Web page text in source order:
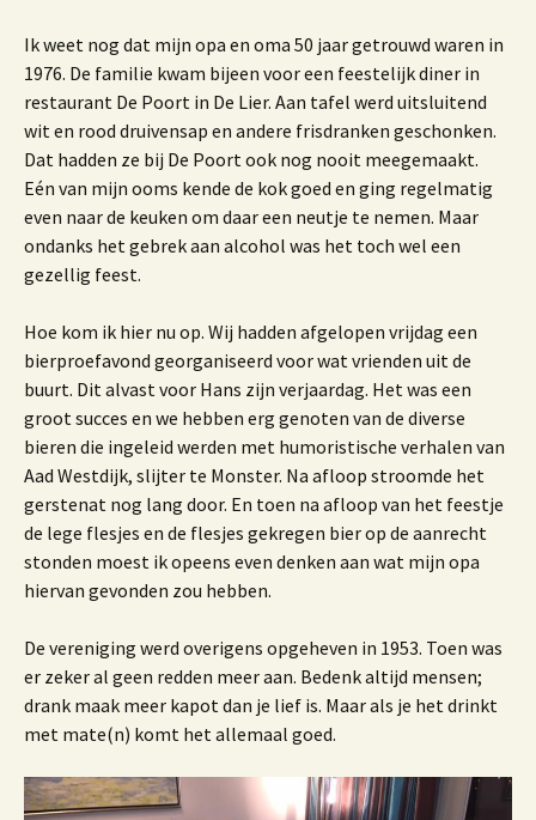
Ik weet nog dat mijn opa en oma 50 jaar getrouwd waren in
1976. De familie kwam bijeen voor een feestelijk diner in
restaurant De Poort in De Lier. Aan tafel werd uitsluitend
wit en rood druivensap en andere frisdranken geschonken.
Dat hadden ze bij De Poort ook nog nooit meegemaakt.
Eén van mijn ooms kende de kok goed en ging regelmatig
even naar de keuken om daar een neutje te nemen. Maar
ondanks het gebrek aan alcohol was het toch wel een
gezellig feest.
Hoe kom ik hier nu op. Wij hadden afgelopen vrijdag een
bierproefavond georganiseerd voor wat vrienden uit de
buurt. Dit alvast voor Hans zijn verjaardag. Het was een
groot succes en we hebben erg genoten van de diverse
bieren die ingeleid werden met humoristische verhalen van
Aad Westdijk, slijter te Monster. Na afloop stroomde het
gerstenat nog lang door. En toen na afloop van het feestje
de lege flesjes en de flesjes gekregen bier op de aanrecht
stonden moest ik opeens even denken aan wat mijn opa
hiervan gevonden zou hebben.
De vereniging werd overigens opgeheven in 1953. Toen was
er zeker al geen redden meer aan. Bedenk altijd mensen;
drank maak meer kapot dan je lief is. Maar als je het drinkt
met mate(n) komt het allemaal goed.